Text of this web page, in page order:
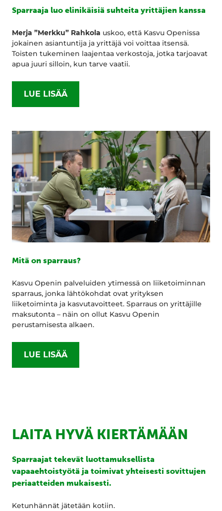
Sparraaja luo elinikäisiä suhteita yrittäjien kanssa
Merja ”Merkku” Rahkola uskoo, että Kasvu Openissa
jokainen asiantuntija ja yrittäjä voi voittaa itsensä.
Toisten tukeminen laajentaa verkostoja, jotka tarjoavat
apua juuri silloin, kun tarve vaatii.
LUE LISÄÄ
Mitä on sparraus?
Kasvu Openin palveluiden ytimessä on liiketoiminnan
sparraus, jonka lähtökohdat ovat yrityksen
liiketoiminta ja kasvutavoitteet. Sparraus on yrittäjille
maksutonta – näin on ollut Kasvu Openin
perustamisesta alkaen.
LUE LISÄÄ
LAITA HYVÄ KIERTÄMÄÄN
Sparraajat tekevät luottamuksellista
vapaaehtoistyötä ja toimivat yhteisesti sovittujen
periaatteiden mukaisesti.
Ketunhännät jätetään kotiin.